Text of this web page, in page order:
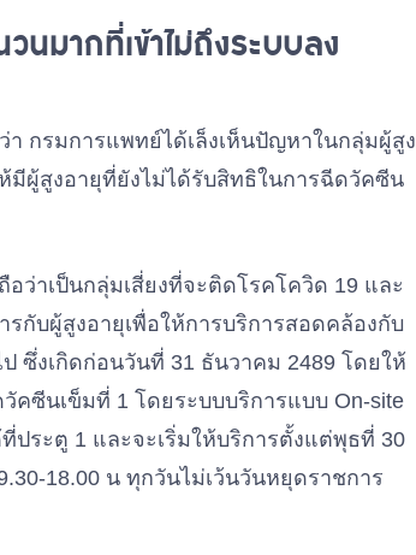
นมากที่เข้าไม่ถึงระบบลง
กรมการแพทย์ได้เล็งเห็นปัญหาในกลุ่มผู้สูง
มีผู้สูงอายุที่ยังไม่ได้รับสิทธิในการฉีดวัคซีน
ว่าเป็นกลุ่มเสี่ยงที่จะติดโรคโควิด 19 และ
กับผู้สูงอายุเพื่อให้การบริการสอดคล้องกับ
ซึ่งเกิดก่อนวันที่ 31 ธันวาคม 2489 โดยให้
ซีนเข็มที่ 1 โดยระบบบริการแบบ On-site
ระตู 1 และจะเริ่มให้บริการตั้งแต่พุธที่ 30
18.00 น ทุกวันไม่เว้นวันหยุดราชการ